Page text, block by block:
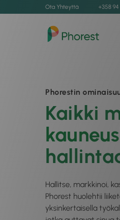
Ota Yhteyttä +358
Phorestin
Kaikki
Hallitse, markkinoi,
Phorest huolehtii
yksinkertaisella